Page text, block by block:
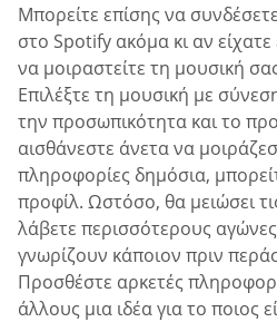
Μπορείτε επίσης να
στο Spotify ακόμα κι αν
να μοιραστείτε τη μουσική
Επιλέξτε τη μουσική με
την προσωπικότητα και το
αισθάνεστε άνετα να
πληροφορίες δημόσια,
προφίλ. Ωστόσο, θα μειώσει
λάβετε περισσότερους
γνωρίζουν κάποιον πριν
Προσθέστε αρκετές
άλλους μια ιδέα για το ποιος